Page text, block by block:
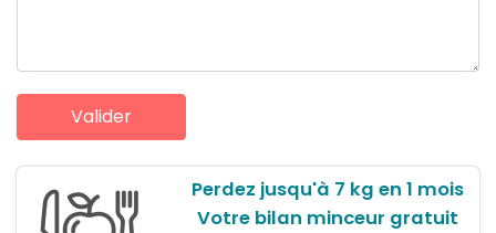
Perdez jusqu'à 7 kg en 1 mois
Votre bilan minceur gratuit